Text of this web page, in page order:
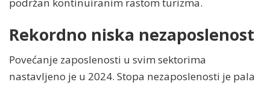
Rekordno niska nezaposlenost
Povećanje zaposlenosti u svim sektorima
nastavljeno je u 2024. Stopa nezaposlenosti je pala